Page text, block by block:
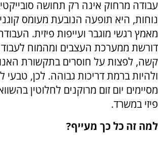
עבודה מרחוק אינה רק תחושה
נוחות, היא תופעה הנובעת מעומס
מאמץ רגשי מוגבר ועייפות פיזית.
דורשת ממערכת העצבים ומהמוח
קשה, לפצות על חוסרים בתקשורת
ולהיות ברמת דריכות גבוהה. לכן, טבעי
מסיימים יום זום מרוקנים לחלוטין
פיזי במשרד.
למה זה כל כך מעייף?